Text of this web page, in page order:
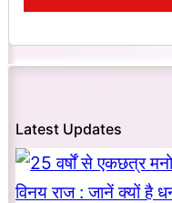
Latest Updates